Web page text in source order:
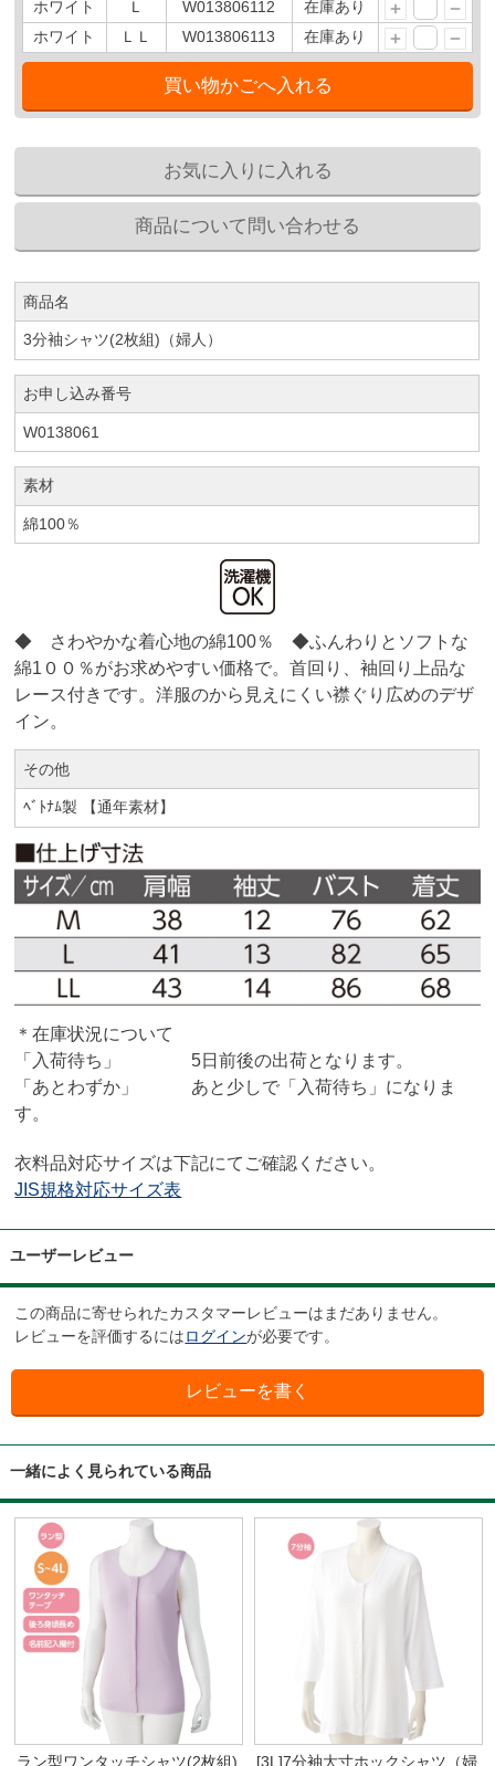
ホワイト
Ｌ W013806112
在庫あり
ホワイト
ＬＬ W013806113 在庫あり
商品名
3分袖シャツ(2枚組)（婦人）
お申し込み番号
W0138061
素材
綿100％
◆ さわやかな着心地の綿100％ ◆ふんわりとソフトな
綿1００％がお求めやすい価格で。首回り、袖回り上品な
レース付きです。洋服のから見えにくい襟ぐり広めのデザ
イン。
その他
ﾍﾞﾄﾅﾑ製 【通年素材】
＊在庫状況について
「入荷待ち」 5日前後の出荷となります。
「あとわずか」 あと少しで「入荷待ち」になりま
す。
衣料品対応サイズは下記にてご確認ください。
JIS規格対応サイズ表
ユーザーレビュー
この商品に寄せられたカスタマーレビューはまだありません。
レビューを評価するにはログインが必要です。
一緒によく見られている商品
ラン型ワンタッチシャツ(2枚組) [3L]7分袖大寸ホックシャツ（婦